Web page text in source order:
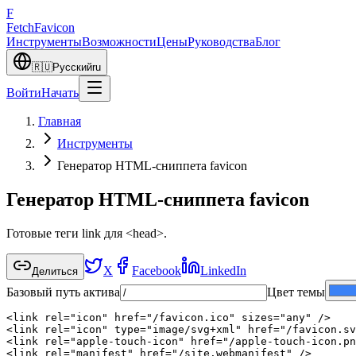
F
FetchFavicon
ИнструментыВозможностиЦеныРуководстваБлог
🇷🇺Русскийru
ВойтиНачать
Главная
Инструменты
Генератор HTML-сниппета favicon
Генератор HTML-сниппета favicon
Готовые теги link для <head>.
Делиться X Facebook
LinkedIn
Базовый путь актива
Цвет темы
<link rel="icon" href="/favicon.ico" sizes="any" />
<link rel="icon" type="image/svg+xml" href="/
<link rel="apple-touch-icon" href="/apple-touch-
<link rel="manifest" href="/site.webmanifest" />